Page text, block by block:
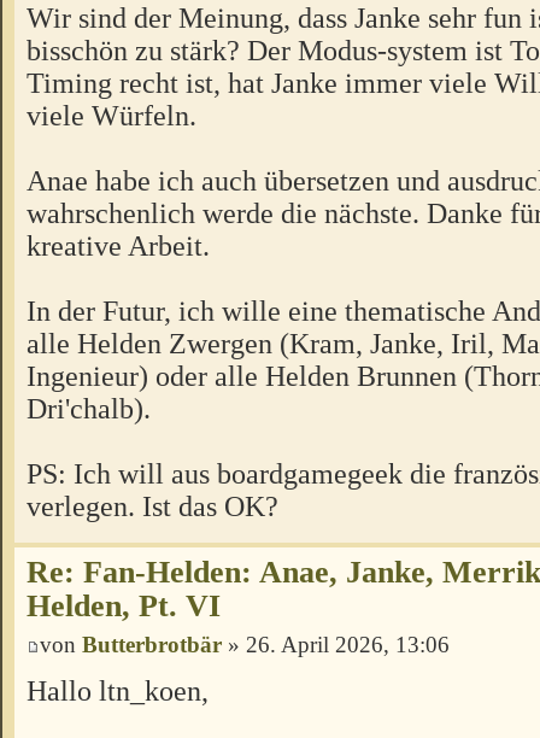
Wir sind der Meinung, dass Janke sehr fun
bisschön zu stärk? Der Modus-system ist
Timing recht ist, hat Janke immer viele
viele Würfeln.
Anae habe ich auch übersetzen und
wahrschenlich werde die nächste. Danke
kreative Arbeit.
In der Futur, ich wille eine thematische
alle Helden Zwergen (Kram, Janke, Iril,
Ingenieur) oder alle Helden Brunnen
Dri'chalb).
PS: Ich will aus boardgamegeek die
verlegen. Ist das OK?
Re: Fan-Helden: Anae, Janke,
Helden, Pt. VI
von Butterbrotbär » 26. April 2026, 13:06
Hallo ltn_koen,